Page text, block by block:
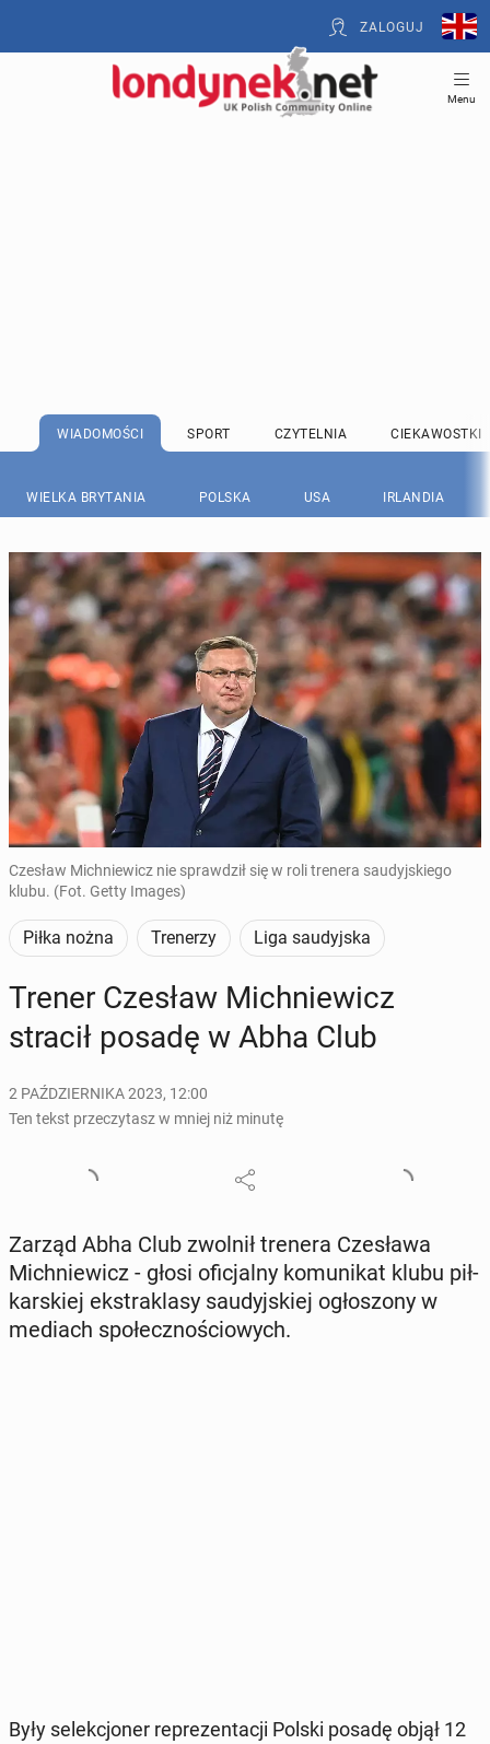
ZALOGUJ
Menu
WIADOMOŚCI SPORT CZYTELNIA CIEKAWOSTKI
WIELKA BRYTANIA POLSKA USA IRLANDIA
Czesław Michniewicz nie sprawdził się w roli trenera saudyjskiego
klubu. (Fot. Getty Images)
Piłka nożna Trenerzy Liga saudyjska
Trener Czesław Mich­nie­wicz
stracił posadę w Abha Club
2 PAŹDZIERNIKA 2023, 12:00
Ten tekst przeczytasz w mniej niż minutę
Zarząd Abha Club zwolnił trenera Cze­sła­wa
Mich­nie­wicz - głosi ofi­cjal­ny ko­mu­ni­kat klubu pił­
kar­skiej eks­tra­kla­sy sau­dyj­skiej ogło­szo­ny w
mediach spo­łecz­no­ścio­wych.
Były se­lek­cjo­ner re­pre­zen­ta­cji Polski posadę objął 12